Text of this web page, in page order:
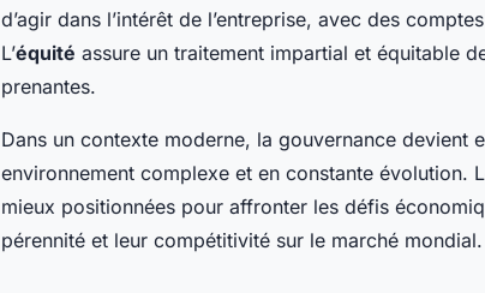
d’agir dans l’intérêt de l’entreprise, avec des
L’équité assure un traitement impartial et équitable
prenantes.
Dans un contexte moderne, la gouvernance devient
environnement complexe et en constante évolution.
mieux positionnées pour affronter les défis
pérennité et leur compétitivité sur le marché mondial.